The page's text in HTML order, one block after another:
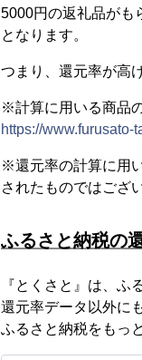
5000円の返礼品がも
となります。
つまり、還元率が高
※計算に用いる商品
https://www.furusato-
※還元率の計算に用
されたものではござ
ふるさと納税の
『とくさと』は、ふ
還元率データ以外に
ふるさと納税をもっ